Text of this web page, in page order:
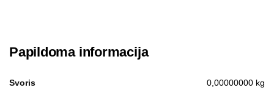
Papildoma informacija
Svoris 0,00000000 kg